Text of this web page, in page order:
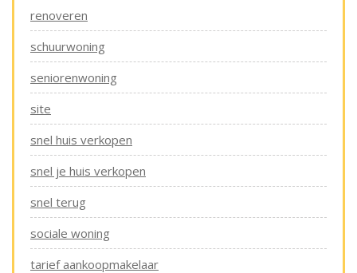
renoveren
schuurwoning
seniorenwoning
site
snel huis verkopen
snel je huis verkopen
snel terug
sociale woning
tarief aankoopmakelaar